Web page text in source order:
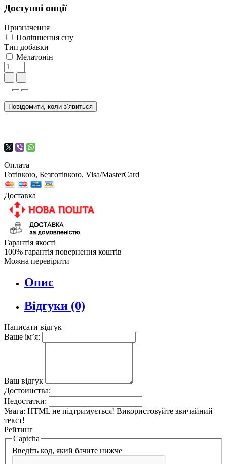
Доступні опції
Призначення
Поліпшення сну
Тип добавки
Мелатонін
Повідомити, коли з’явиться
Оплата
Готівкою, Безготівкою, Visa/MasterCard
Доставка
Гарантія якості
100% гарантія повернення коштів
Можна перевірити
Опис
Відгуки (0)
Написати відгук
Ваше ім’я:
Ваш відгук
Достоинства:
Недостатки:
Увага: HTML не підтримується! Використовуйте звичайний
текст!
Рейтинг
Captcha
Введіть код, який бачите нижче